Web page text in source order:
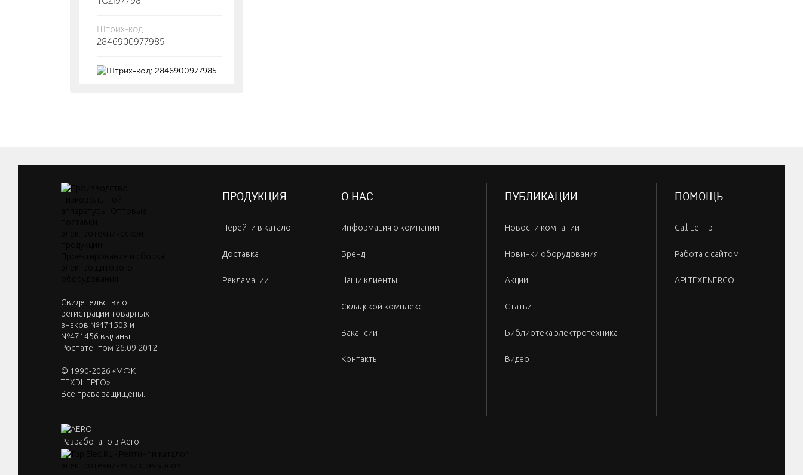
Штрих-код
2846900977985
Cвидетельства о
регистрации товарных
знаков №471503 и
№471456 выданы
Роспатентом 26.09.2012.
© 1990-2026 «МФК
ТЕХЭНЕРГО»
Все права защищены.
Разработано в Aero
ПРОДУКЦИЯ
Перейти в каталог
Доставка
Рекламации
О НАС
Информация о компании
Бренд
Наши клиенты
Складской комплекс
Вакансии
Контакты
ПУБЛИКАЦИИ
Новости компании
Новинки оборудования
Акции
Статьи
Библиотека электротехника
Видео
ПОМОЩЬ
Call-центр
Работа с сайтом
API TEXENERGO